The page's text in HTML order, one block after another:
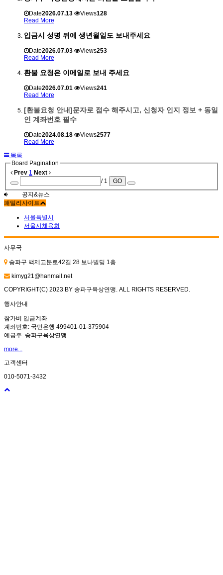
Date2026.07.13 Views128
Read More
입금시 성명 뒤에 생년월일도 보내주세요
Date2026.07.03 Views253
Read More
환불 요청은 이메일로 보내 주세요
Date2026.07.01 Views241
Read More
[환불요청 안내]문자로 접수 해주시고, 신청자 인지 정보 + 동일
인 계좌번호 필수
Date2024.08.18 Views2577
Read More
목록
Board Pagination
Prev 1 Next
/ 1
GO
공지&뉴스
패밀리사이트
서울특별시
서울시체육회
사무국
송파구 백제고분로42길 28 보나빌딩 1층
kimyg21@hanmail.net
COPYRIGHT(C) 2023 BY 송파구육상연맹. ALL RIGHTS RESERVED.
행사안내
참가비 입금계좌
계좌번호: 국민은행 499401-01-375904
예금주: 송파구육상연맹
more...
고객센터
010-5071-3432